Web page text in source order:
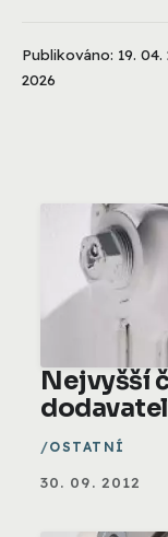
Publikováno: 19.
2026
Nejvyšší
OSTATNÍ
30. 09. 2012